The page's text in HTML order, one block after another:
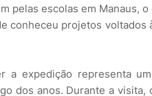
pelas escolas em Manaus,
conheceu projetos voltados
a expedição representa
dos anos. Durante a visita,